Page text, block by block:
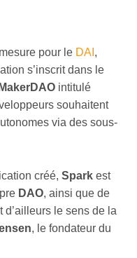
pour le DAI ,
s’inscrit dans le
MakerDAO intitulé
souhaitent
via des sous-
créé, Spark est
DAO, ainsi que de
d’ailleurs le sens de la
, le fondateur du